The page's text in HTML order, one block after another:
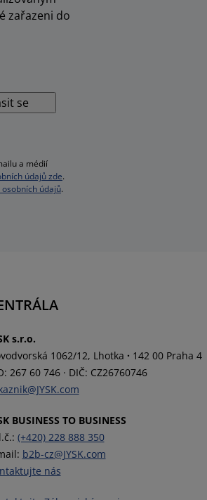
zařazeni do
se
a médií
údajů zde.
údajů.
s.r.o.
1062/12, Lhotka · 142 00 Praha 4
267 60 746 · DIČ: CZ26760746
BUSINESS TO BUSINESS
(+420) 228 888 350
b2b-cz@JYSK.com
nás